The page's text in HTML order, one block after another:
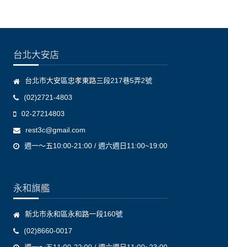
台北大安店
台北市大安區忠孝東路三段217巷5弄2號
(02)2721-4803
02-27214803
rest3c@gmail.com
週一～五10:00-21:00 / 週六週日11:00~19:00
永和旗艦
新北市永和區永和路一段160號
(02)8660-0017